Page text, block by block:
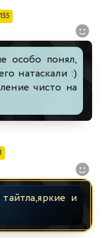
особо понял,
натаскали :)
чисто на
и